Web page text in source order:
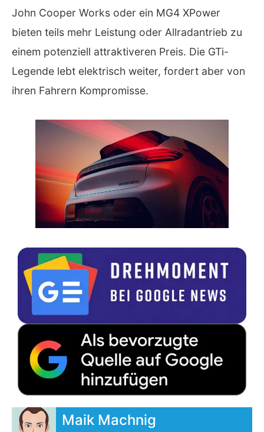
John Cooper Works oder ein MG4 XPower
bieten teils mehr Leistung oder Allradantrieb zu
einem potenziell attraktiveren Preis. Die GTi-
Legende lebt elektrisch weiter, fordert aber von
ihren Fahrern Kompromisse.
Maik Machnig